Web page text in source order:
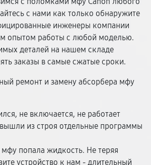
с нами как только обнаружите
инженеры компании
опытом работы с любой моделью.
деталей на нашем складе
заказы в самые сжатые сроки.
ремонт и замену абсорбера мфу
не включается, не работает
из строя отдельные программы
попала жидкость. Не теряя
устройство к нам - длительный